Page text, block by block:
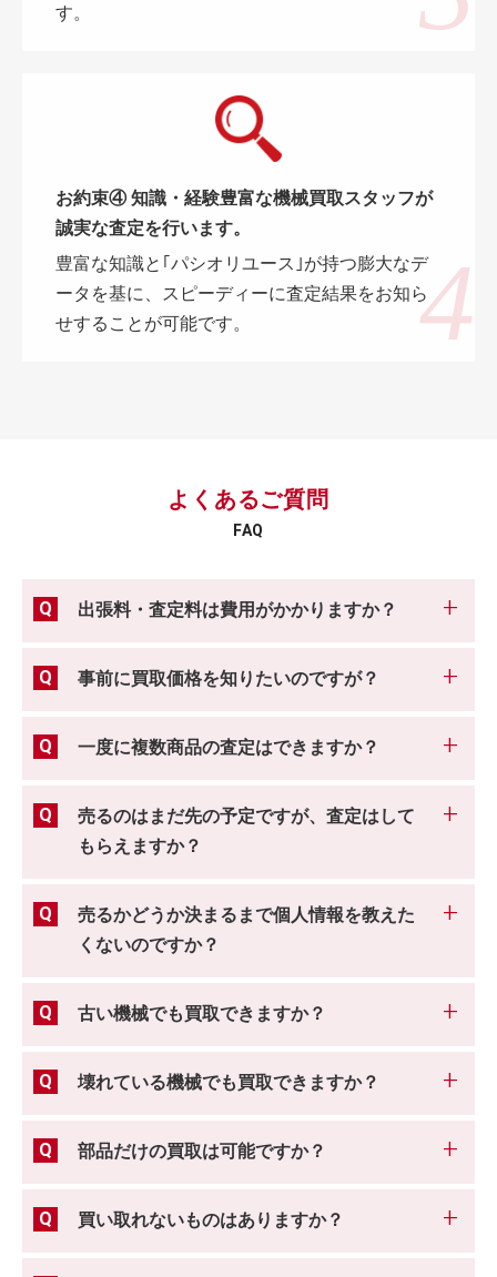
す。
お約束④ 知識・経験豊富な機械買取スタッフが
誠実な査定を行います。
豊富な知識と｢パシオリユース｣が持つ膨大なデ
ータを基に、スピーディーに査定結果をお知ら
せすることが可能です。
よくあるご質問
FAQ
出張料・査定料は費用がかかりますか？
事前に買取価格を知りたいのですが？
一度に複数商品の査定はできますか？
売るのはまだ先の予定ですが、査定はして
もらえますか？
売るかどうか決まるまで個人情報を教えた
くないのですか？
古い機械でも買取できますか？
壊れている機械でも買取できますか？
部品だけの買取は可能ですか？
買い取れないものはありますか？